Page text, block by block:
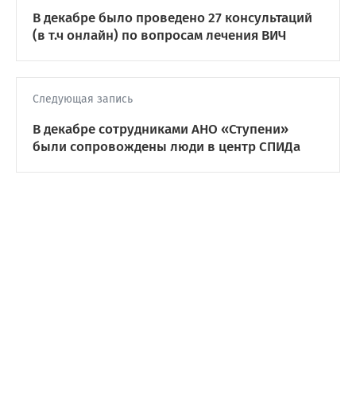
В декабре было проведено 27 консультаций
(в т.ч онлайн) по вопросам лечения ВИЧ
Следующая запись
В декабре сотрудниками АНО «Ступени»
были сопровождены люди в центр СПИДа